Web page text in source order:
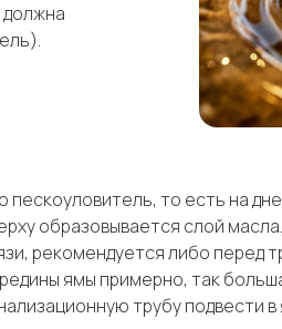
должна
пескоуловитель, то есть на
образовывается слой
рекомендуется либо перед
ямы примерно, так
трубу подвести